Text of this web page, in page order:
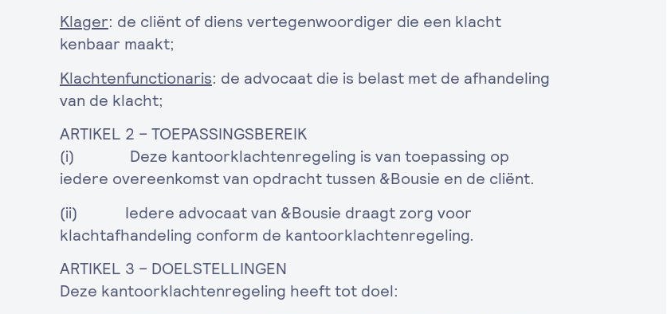
Klager: de cliënt of diens vertegenwoordiger die een klacht
kenbaar maakt;
Klachtenfunctionaris: de advocaat die is belast met de afhandeling
van de klacht;
ARTIKEL 2 – TOEPASSINGSBEREIK
(i) Deze kantoorklachtenregeling is van toepassing op
iedere overeenkomst van opdracht tussen &Bousie en de cliënt.
(ii) Iedere advocaat van &Bousie draagt zorg voor
klachtafhandeling conform de kantoorklachtenregeling.
ARTIKEL 3 – DOELSTELLINGEN
Deze kantoorklachtenregeling heeft tot doel: